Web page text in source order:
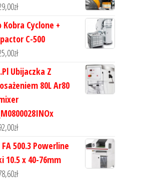
zł
Kobra Cyclone +
C-500
zł
Ubijaczka Z
80L Ar80
zł
FA 500.3 Powerline
10.5 x 40-76mm
zł